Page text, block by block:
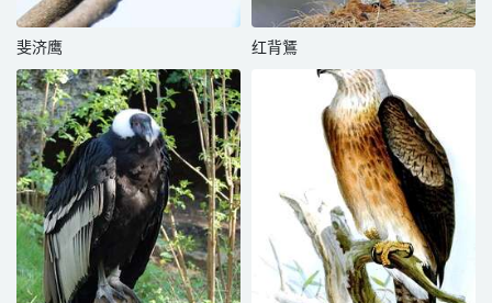
斐济鹰 红背鵟